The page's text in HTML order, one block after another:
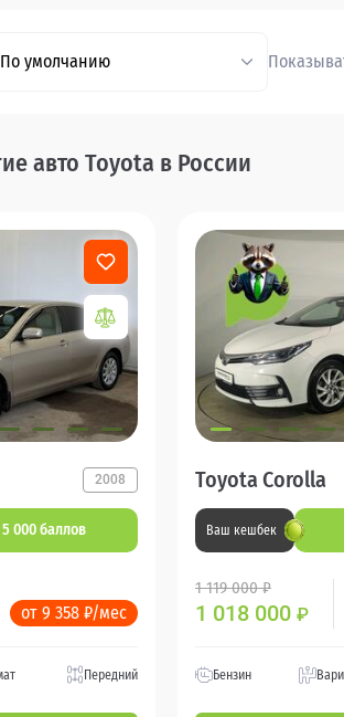
По умолчанию
авто Toyota в России
2008
5 000 баллов
от 9 358 ₽/мес
Передний
Toyota Corolla
Ваш кешбек
1 119 000 ₽
1 018 000 ₽
Бензин